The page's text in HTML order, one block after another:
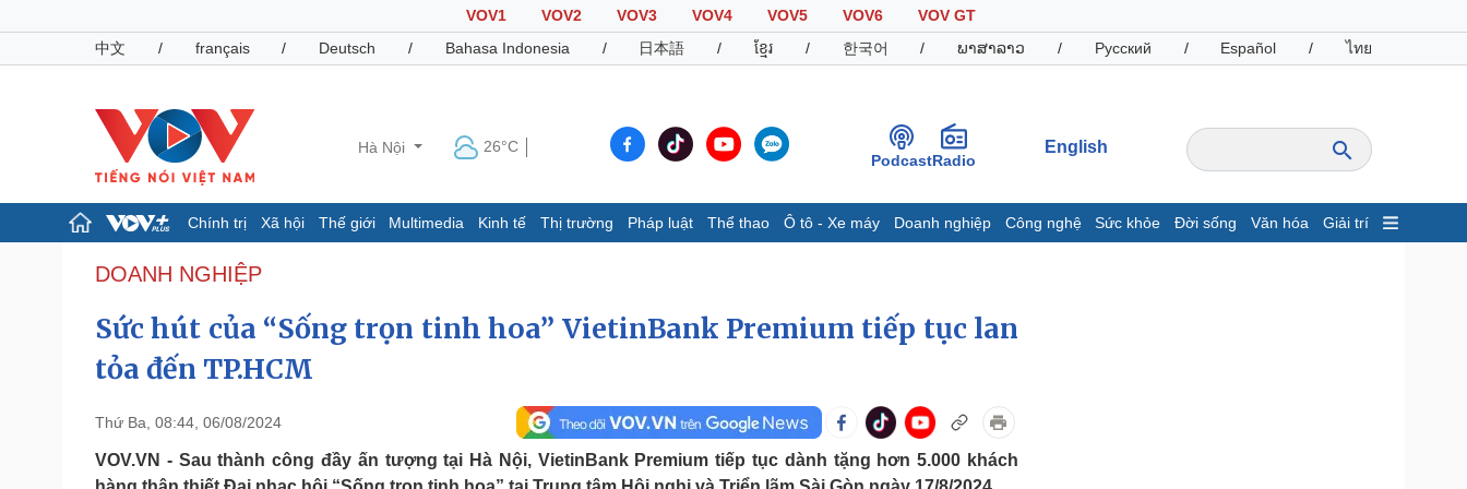
VOV1 VOV2 VOV3 VOV4 VOV5 VOV6
VOV GT
中文
/ français / Deutsch / Bahasa Indonesia / 日本語 / ខ្មែរ / 한국어 / ພາສາລາວ / Русский / Español / ไทย
Hà Nội 26°C
PodcastRadio
English
Chính trị Xã hội Thế giới Multimedia Kinh tế Thị trường Pháp luật Thể thao Ô tô - Xe máy Doanh nghiệp Công nghệ Sức khỏe Đời sống Văn hóa Giải trí
Chính trị
Tổ chức nhân sự
Quốc hội
Nhận diện sự thật
Dự báo thời tiết
Giáo dục
Cuộc sống đó đây
Hồ sơ
Ảnh
E-Magazine
Khởi nghiệp
Pháp luật
Vụ án
Quân sự - Quốc phòng
Vũ khí
Thể thao
Bóng đá
Ô tô - Xe máy
Ô tô
Doanh nghiệp
Thông tin doanh nghiệp
DOANH NGHIỆP
Sức hút của “Sống trọn tinh hoa” VietinBank Premium tiếp tục lan
tỏa đến TP.HCM
Thứ Ba, 08:44, 06/08/2024
VOV.VN - Sau thành công đầy ấn tượng tại Hà Nội, VietinBank Premium tiếp tục dành tặng hơn 5.000 khách